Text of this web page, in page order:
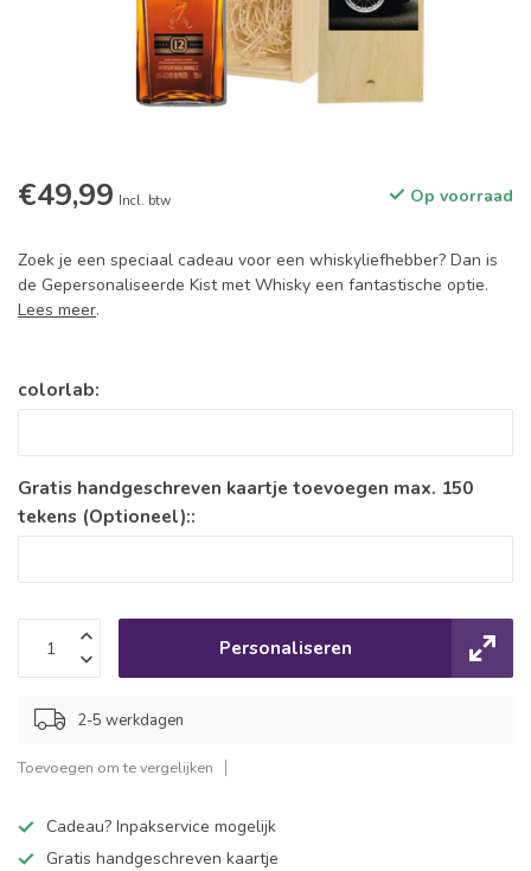
€49,99 Incl. btw Op voorraad
Zoek je een speciaal cadeau voor een whiskyliefhebber? Dan is
de Gepersonaliseerde Kist met Whisky een fantastische optie.
Lees meer.
colorlab:
Gratis handgeschreven kaartje toevoegen max. 150
tekens (Optioneel)::
Personaliseren
2-5 werkdagen
Toevoegen om te vergelijken
Cadeau? Inpakservice mogelijk
Gratis handgeschreven kaartje